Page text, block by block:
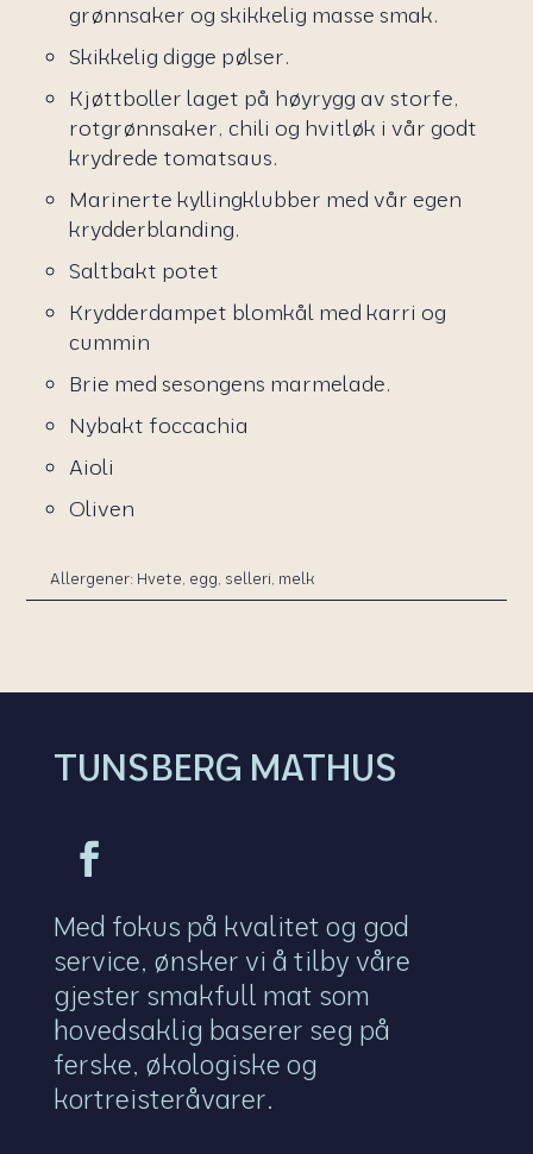
grønnsaker og skikkelig masse smak.
Skikkelig digge pølser.
Kjøttboller laget på høyrygg av storfe,
rotgrønnsaker, chili og hvitløk i vår godt
krydrede tomatsaus.
Marinerte kyllingklubber med vår egen
krydderblanding.
Saltbakt potet
Krydderdampet blomkål med karri og
cummin
Brie med sesongens marmelade.
Nybakt foccachia
Aioli
Oliven
Allergener: Hvete, egg, selleri, melk
TUNSBERG MATHUS
Med fokus på kvalitet og god
service, ønsker vi å tilby våre
gjester smakfull mat som
hovedsaklig baserer seg på
ferske, økologiske og
kortreisteråvarer.